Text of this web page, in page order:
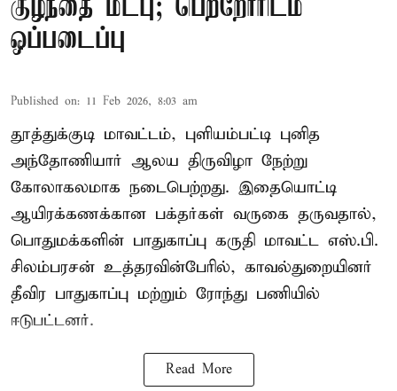
குழந்தை மீட்பு; பெற்றோரிடம்
ஒப்படைப்பு
Published on: 11 Feb 2026, 8:03 am
தூத்துக்குடி மாவட்டம், புளியம்பட்டி புனித
அந்தோணியார் ஆலய திருவிழா நேற்று
கோலாகலமாக நடைபெற்றது. இதையொட்டி
ஆயிரக்கணக்கான பக்தர்கள் வருகை தருவதால்,
பொதுமக்களின் பாதுகாப்பு கருதி மாவட்ட எஸ்.பி.
சிலம்பரசன் உத்தரவின்பேரில், காவல்துறையினர்
தீவிர பாதுகாப்பு மற்றும் ரோந்து பணியில்
ஈடுபட்டனர்.
Read More